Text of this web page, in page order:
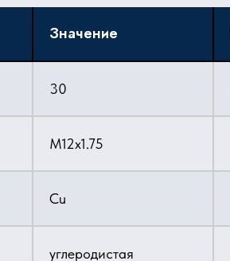
Значение
30
M12х1.75
Cu
углеродистая